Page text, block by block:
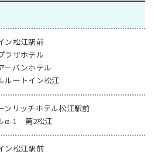
ン松江駅前
ラザホテル
ーバンホテル
ルートイン松江
ンリッチホテル松江駅前
α-1 第2松江
ン松江駅前